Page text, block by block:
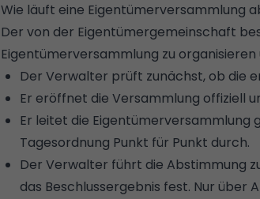
Wie läuft eine Eigentümerversammlung
Der von der Eigentümergemeinschaft
Eigentümerversammlung zu
Der Verwalter prüft zunächst, ob die
Er eröffnet die Versammlung offiziell
Er leitet die Eigentümerversammlung
Tagesordnung Punkt für Punkt durch.
Der Verwalter führt die Abstimmung
das Beschlussergebnis fest. Nur über